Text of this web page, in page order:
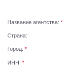
Название агентства: *
Страна:
Город: *
ИНН: *